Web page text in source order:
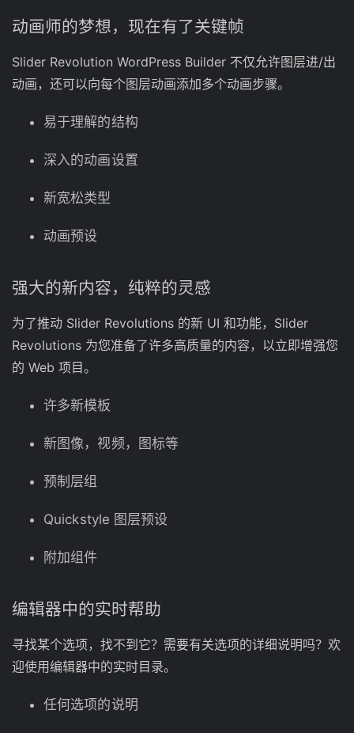
动画师的梦想，现在有了关键帧
Slider Revolution WordPress Builder 不仅允许图层进/出
动画，还可以向每个图层动画添加多个动画步骤。
易于理解的结构
深入的动画设置
新宽松类型
动画预设
强大的新内容，纯粹的灵感
为了推动 Slider Revolutions 的新 UI 和功能，Slider
Revolutions 为您准备了许多高质量的内容，以立即增强您
的 Web 项目。
许多新模板
新图像，视频，图标等
预制层组
Quickstyle 图层预设
附加组件
编辑器中的实时帮助
寻找某个选项，找不到它？需要有关选项的详细说明吗？欢
迎使用编辑器中的实时目录。
任何选项的说明